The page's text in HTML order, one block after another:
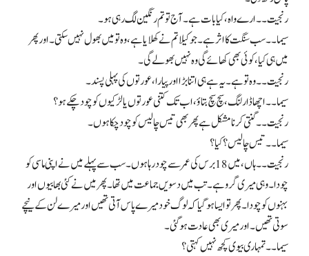
رنجیت۔۔ ارے واہ، کیا بات ہے۔ آج تو تم رنگین لگ رہی ہو۔
سیما۔۔ سب سنگت کا اثر ہے۔ جو کیلا تم نے کھلایا ہے، وہ تو میں بھول نہیں سکتی۔ اور پھر
میں ہی کیا، کوئی بھی کھائے گی وہ نہیں بھولے گی۔
رنجیت۔۔ وہ تو ہے۔ یہ ہے ہی اتنا بڑا اور پیارا، عورتوں کی پہلی پسند۔
سیما۔۔ اچھا ڈارلنگ، سچ سچ بتاؤ، اب تک کتنی عورتوں یا لڑکیوں کو چود چکے ہو؟
رنجیت۔۔ گنتی کرنا مشکل ہےپھر بھی تیس چالیس کو چود چکا ہوں۔
سیما۔۔ تیس چالیس ؟ کیا؟
رنجیت۔۔ ہاں، میں 18 برس کی عمر سے چود رہا ہوں۔ سب سے پہلے میں نے اپنی ماسی کو
چودا۔ وہی میری گرو ہے۔ تب میں دسویں جماعت میں تھا۔ پھر میں نے کئی بھابیوں اور
بہنوں کو چودا۔ پھر تو ایسا ہوگیا کہ لوگ خود میرے پاس آتی تھیں اور میرے لن کے نیچے
سوتی تھیں۔ اور میری بھی عادت ہوگئی۔
سیما۔۔ تمہاری بیوی کچھ نہیں کہتی؟